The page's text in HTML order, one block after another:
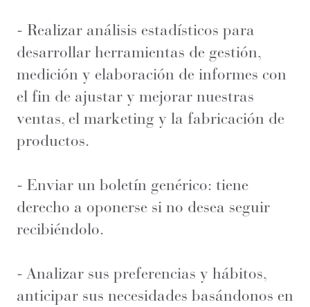
- Realizar análisis estadísticos para
desarrollar herramientas de gestión,
medición y elaboración de informes con
el fin de ajustar y mejorar nuestras
ventas, el marketing y la fabricación de
productos.
- Enviar un boletín genérico: tiene
derecho a oponerse si no desea seguir
recibiéndolo.
- Analizar sus preferencias y hábitos,
anticipar sus necesidades basándonos en